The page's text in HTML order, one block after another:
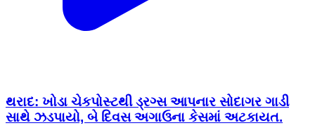
થરાદ: ખોડા ચેકપોસ્ટથી ડ્રગ્સ આપનાર સોદાગર ગાડી
સાથે ઝડપાયો, બે દિવસ અગાઉના કેસમાં અટકાયત.